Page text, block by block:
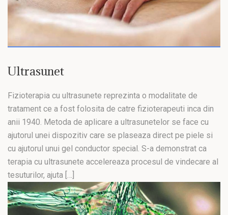
Ultrasunet
Fizioterapia cu ultrasunete reprezinta o modalitate de
tratament ce a fost folosita de catre fizioterapeuti inca din
anii 1940. Metoda de aplicare a ultrasunetelor se face cu
ajutorul unei dispozitiv care se plaseaza direct pe piele si
cu ajutorul unui gel conductor special. S-a demonstrat ca
terapia cu ultrasunete accelereaza procesul de vindecare al
tesuturilor, ajuta […]